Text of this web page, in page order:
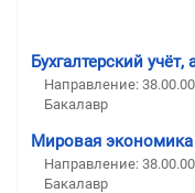
Бухгалтерский
Направление:
Бакалавр
Мировая экономика
Направление:
Бакалавр